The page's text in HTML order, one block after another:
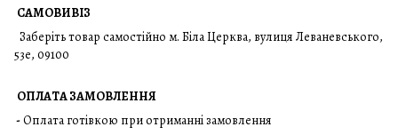
САМОВИВІЗ
Заберіть товар самостійно м. Біла Церква, вулиця Леваневського,
53е, 09100
ОПЛАТА ЗАМОВЛЕННЯ
-Оплата готівкою при отриманні замовлення